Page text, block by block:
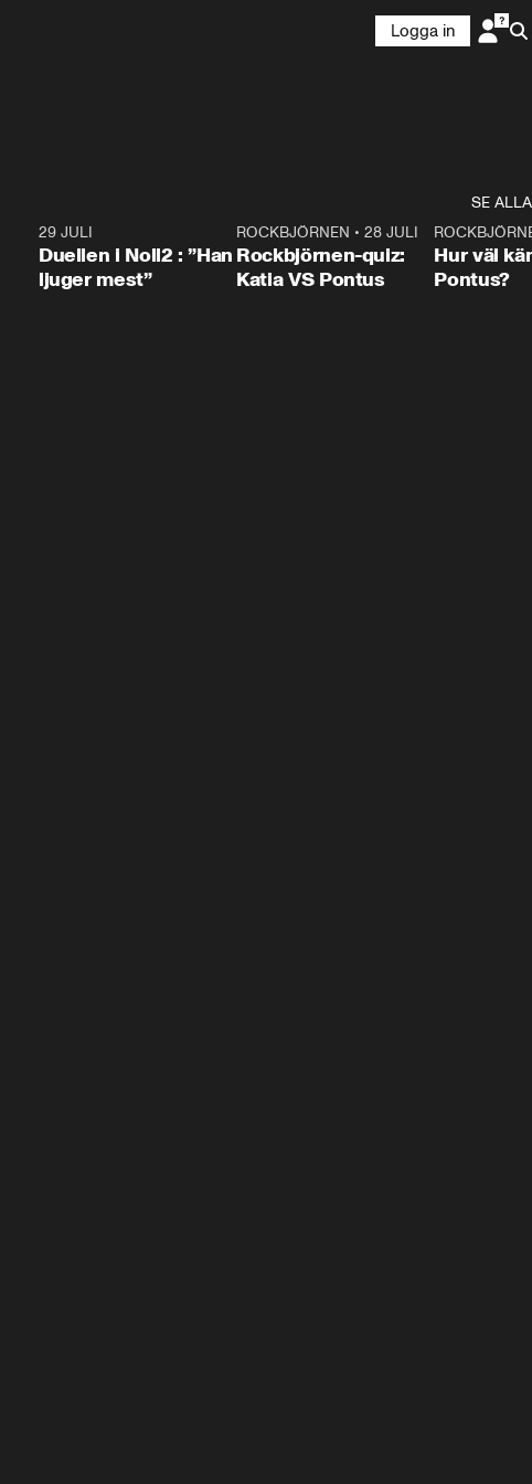
Logga in
SE ALLA
29 JULI
Duellen i Noll2 : ”Han
ljuger mest”
0:15
ROCKBJÖRNEN •28 JULI
Rockbjörnen-quiz:
Katia VS Pontus
Hur väl
Pontus?